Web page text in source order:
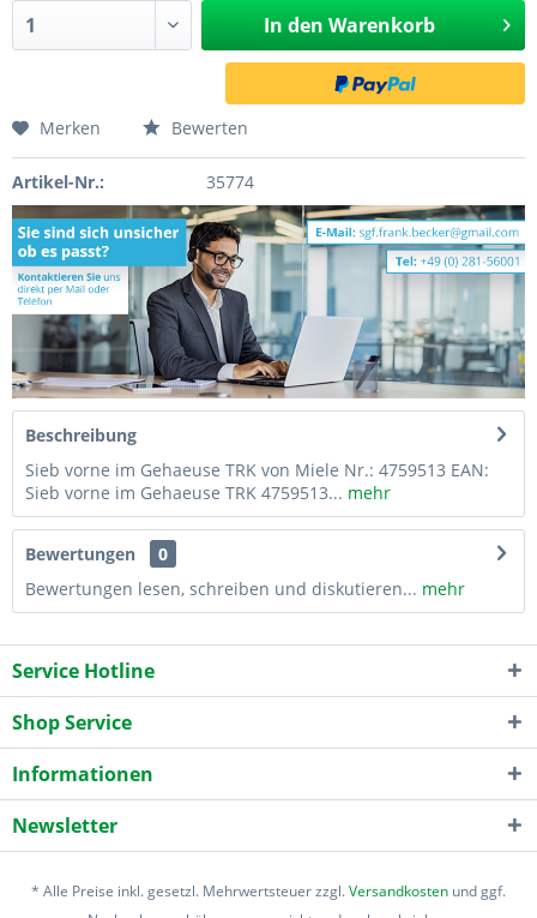
In den Warenkorb
Merken Bewerten
Artikel-Nr.: 35774
Beschreibung
Sieb vorne im Gehaeuse TRK von Miele Nr.: 4759513 EAN:
Sieb vorne im Gehaeuse TRK 4759513... mehr
Bewertungen
0
Bewertungen lesen, schreiben und diskutieren... mehr
Service Hotline
Shop Service
Informationen
Newsletter
* Alle Preise inkl. gesetzl. Mehrwertsteuer zzgl.Versandkosten und ggf.